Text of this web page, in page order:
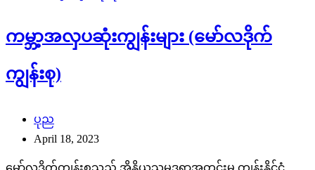
ကမ္ဘာ့အလှပဆုံးကျွန်းများ (မော်လဒိုက်
ကျွန်းစု)
ပုည
April 18, 2023